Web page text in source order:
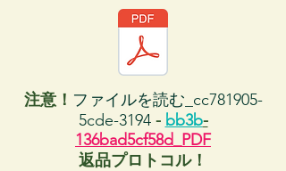
注意！ ファイルを読む_cc781905-
5cde-3194 - bb3b-
136bad5cf58d_PDF
返品プロトコル！